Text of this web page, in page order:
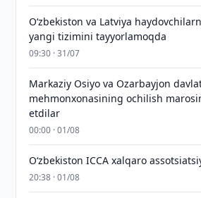
Oʻzbekiston va Latviya
yangi tizimini tayyorlamoqda
09:30 · 31/07
Markaziy Osiyo va Ozarbayjon
mehmonxonasining ochilish
etdilar
00:00 · 01/08
O‘zbekiston ICCA xalqaro
20:38 · 01/08